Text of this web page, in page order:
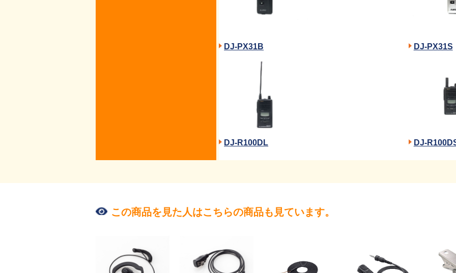
DJ-PX31B DJ-PX31S
DJ-R100DL DJ-
この商品を見た人はこちらの商品も見ています。